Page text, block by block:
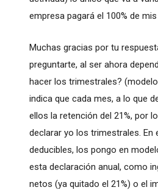
empresa pagará el 100% de mis
Muchas gracias por tu
preguntarte, al ser ahora
hacer los trimestrales?
indica que cada mes, a lo que
ellos la retención del 21%, por
declarar yo los trimestrales.
deducibles, los pongo en
esta declaración anual, como
netos (ya quitado el 21%) o el